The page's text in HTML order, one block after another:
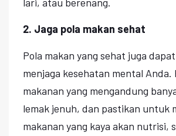
2. Jaga pola makan sehat
Pola makan yang sehat juga
menjaga kesehatan mental Anda.
makanan yang mengandung
lemak jenuh, dan pastikan untuk
makanan yang kaya akan nutrisi,